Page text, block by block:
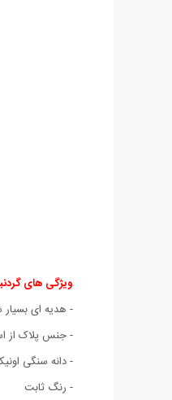
ویژگی های
- هدیه ای
- جنس پلاک از
- دانه سنگی
- رنگ ثابت